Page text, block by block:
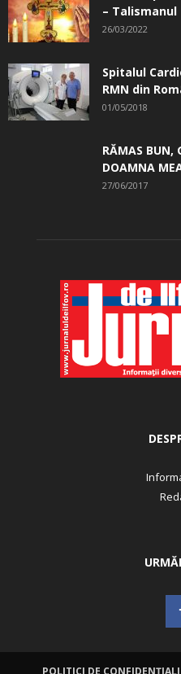
– Talismanul
26/03/2022
Spitalul
RMN din
01/05/2018
RĂMAS BUN,
DOAMNA
27/06/2017
POLITICI DE